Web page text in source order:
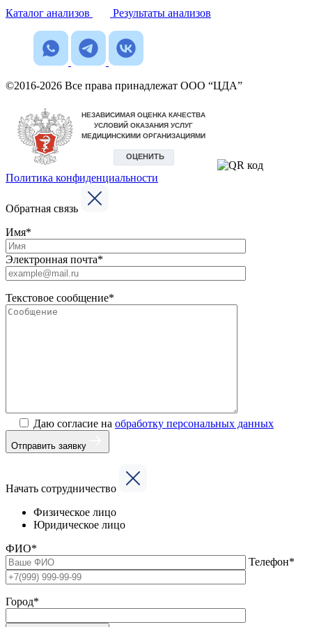
Каталог анализов
Результаты анализов
©2016-2026 Все права принадлежат ООО “ЦДА”
Политика конфиденциальности
Обратная связь
Имя*
Электронная почта*
Текстовое сообщение*
Даю согласие на обработку персональных данных
Отправить заявку
Начать сотрудничество
Физическое лицо
Юридическое лицо
ФИО*
Телефон*
Город*